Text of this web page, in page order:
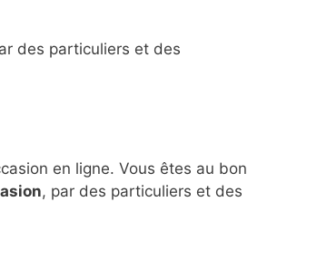
des particuliers et des
en ligne. Vous êtes au bon
, par des particuliers et des